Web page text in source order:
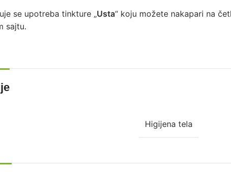
se upotreba tinkture „Usta“ koju možete nakapari na
sajtu.
Higijena tela